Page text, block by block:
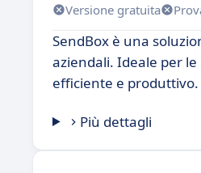
Versione gratuita
SendBox è una
aziendali. Ideale per
efficiente e produttivo.
Più dettagli